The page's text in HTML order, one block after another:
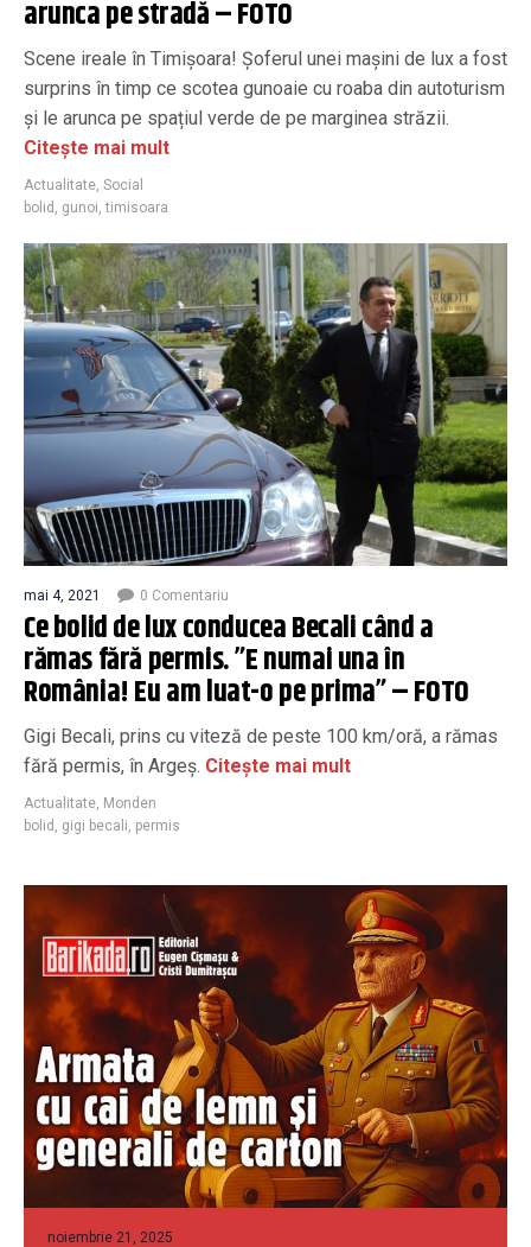
arunca pe stradă – FOTO
Scene ireale în Timișoara! Șoferul unei mașini de lux a fost
surprins în timp ce scotea gunoaie cu roaba din autoturism
și le arunca pe spațiul verde de pe marginea străzii.
Citește mai mult
Actualitate, Social
bolid , gunoi,timisoara
mai 4, 2021 0 Comentariu
Ce bolid de lux conducea Becali când a
rămas fără permis. ”E numai una în
România! Eu am luat-o pe prima” – FOTO
Gigi Becali, prins cu viteză de peste 100 km/oră, a rămas
fără permis, în Argeș. Citește mai mult
Actualitate, Monden
bolid , gigi becali, permis
noiembrie 21, 2025